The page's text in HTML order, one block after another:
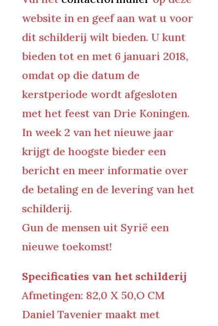
website in en geef aan wat u voor
dit schilderij wilt bieden. U kunt
bieden tot en met 6 januari 2018,
omdat op die datum de
kerstperiode wordt afgesloten
met het feest van Drie Koningen.
In week 2 van het nieuwe jaar
krijgt de hoogste bieder een
bericht en meer informatie over
de betaling en de levering van het
schilderij.
Gun de mensen uit Syrië een
nieuwe toekomst!
Specificaties van het schilderij
Afmetingen: 82,0 X 50,O CM
Daniel Tavenier maakt met